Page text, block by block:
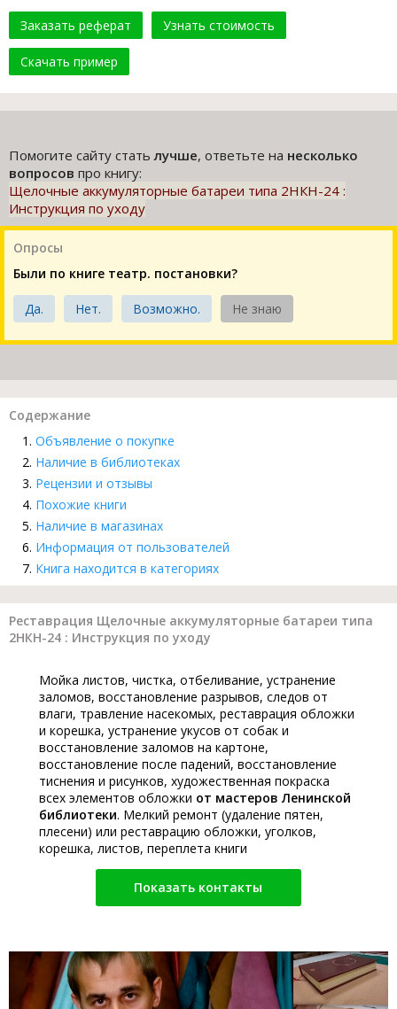
Заказать реферат Узнать стоимость
Скачать пример
Помогите сайту статьлучше, ответьте на несколько
вопросов про книгу:
Щелочные аккумуляторные батареи типа 2НКН-24 :
Инструкция по уходу
Опросы
Были по книге театр. постановки?
Да. Нет. Возможно. Не знаю
Содержание
Объявление о покупке
Наличие в библиотеках
Рецензии и отзывы
Похожие книги
Наличие в магазинах
Информация от пользователей
Книга находится в категориях
Реставрация Щелочные аккумуляторные батареи типа
2НКН-24 : Инструкция по уходу
Мойка листов, чистка, отбеливание, устранение
заломов, восстановление разрывов, следов от
влаги, травление насекомых, реставрация обложки
и корешка, устранение укусов от собак и
восстановление заломов на картоне,
восстановление после падений, восстановление
тиснения и рисунков, художественная покраска
всех элементов обложки от мастеров Ленинской
библиотеки. Мелкий ремонт (удаление пятен,
плесени) или реставрацию обложки, уголков,
корешка, листов, переплета книги
Показать контакты